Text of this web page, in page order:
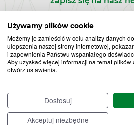
Używamy plików cookie
Możemy je zamieścić w celu analizy danych
ulepszenia naszej strony internetowej,
i zapewnienia Państwu wspaniałego
Aby uzyskać więcej informacji na temat plików
otwórz ustawienia.
Dostosuj
Akceptuj niezbędne
Zapisz
do
newslettera
Chcę otrzymywać